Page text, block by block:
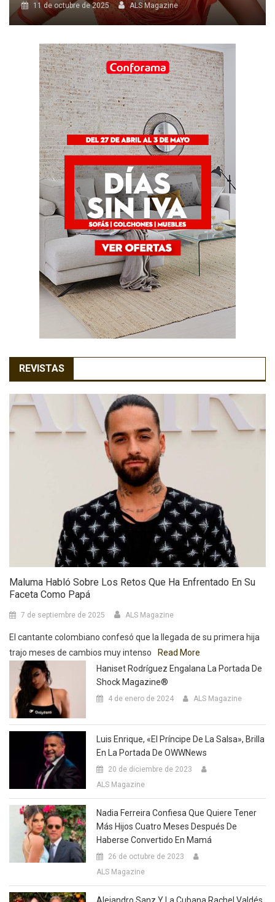
8 de octubre de 2025 ALS Magazine
REVISTAS
Maluma Habló Sobre Los Retos Que Ha Enfrentado En Su
Faceta Como Papá
7 de septiembre de 2025 ALS Magazine
El cantante colombiano confesó que la llegada de su primera hija
trajo meses de cambios muy intenso
Read More
Haniset Rodríguez Engalana La Portada De
Shock Magazine®
4 de enero de 2024 ALS Magazine
Luis Enrique, «El Príncipe De La Salsa», Brilla
En La Portada De OWWNews
20 de diciembre de 2023
ALS Magazine
Nadia Ferreira Confiesa Que Quiere Tener
Más Hijos Cuatro Meses Después De
Haberse Convertido En Mamá
26 de octubre de 2023
ALS Magazine